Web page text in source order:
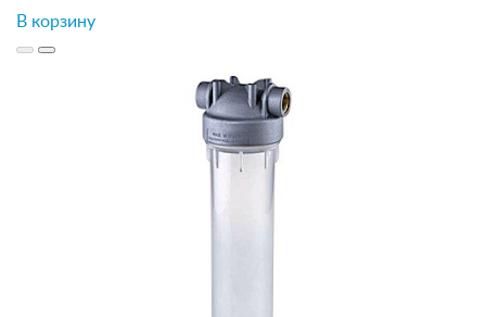
В корзину